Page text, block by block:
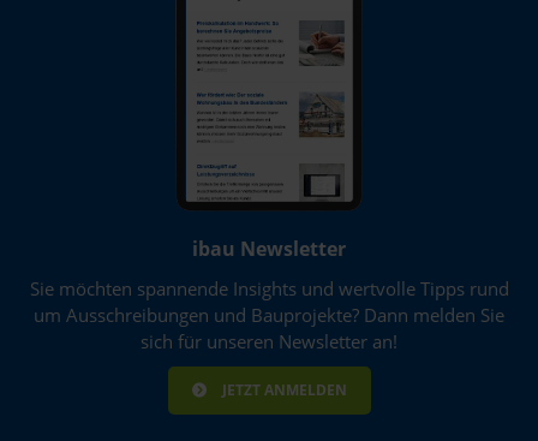
ibau Newsletter
Sie möchten spannende Insights und wertvolle Tipps rund
um Ausschreibungen und Bauprojekte? Dann melden Sie
sich für unseren Newsletter an!
JETZT ANMELDEN